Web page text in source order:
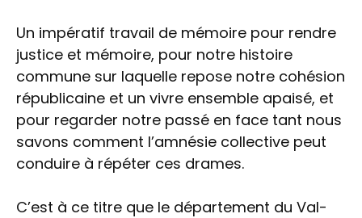
Un impératif travail de mémoire pour rendre
justice et mémoire, pour notre histoire
commune sur laquelle repose notre cohésion
républicaine et un vivre ensemble apaisé, et
pour regarder notre passé en face tant nous
savons comment l’amnésie collective peut
conduire à répéter ces drames.
C’est à ce titre que le département du Val-